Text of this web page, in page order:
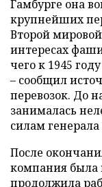
Гамбурге она
крупнейших
Второй
интересах
чего к 1945
– сообщил
перевозок. До
занималась
силам
После
компания была
продолжила